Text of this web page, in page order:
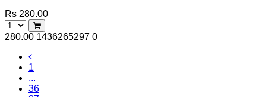
Rs 280.00
280.00 1436265297 0
1
...
36